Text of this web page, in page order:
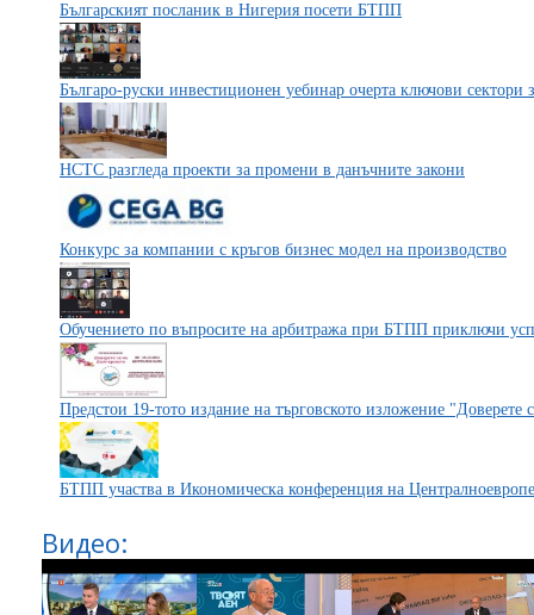
Българският посланик в Нигерия посети БТПП
Българо-руски инвестиционен уебинар очерта ключови сектори
НСТС разгледа проекти за промени в данъчните закони
Конкурс за компании с кръгов бизнес модел на производство
Обучението по въпросите на арбитража при БТПП приключи
Предстои 19-тото издание на търговското изложение "Доверете
БТПП участва в Икономическа конференция на
Видео: